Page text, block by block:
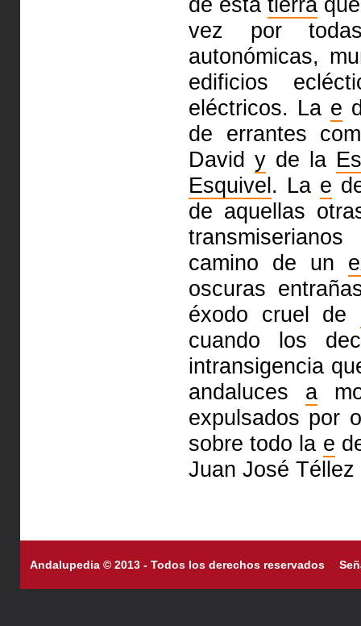
vez por
autonómicas,
edificios
eléctricos. La e
de errantes
David yde la
Esquivel. La e
de aquellas
camino de un
oscuras
éxodo cruel de
cuando los
intransigencia
andaluces a
expulsados por
sobre todo la e
Juan José Téllez
Andalupedia © 2013 - Todos los derechos reservados